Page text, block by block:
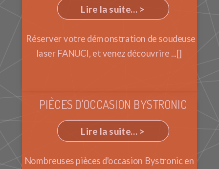
Lire la suite... >
Réserver votre démonstration de soudeuse
laser FANUCI, et venez découvrire ...[]
PIÈCES D'OCCASION BYSTRONIC
Lire la suite... >
Nombreuses pièces d'occasion Bystronic en